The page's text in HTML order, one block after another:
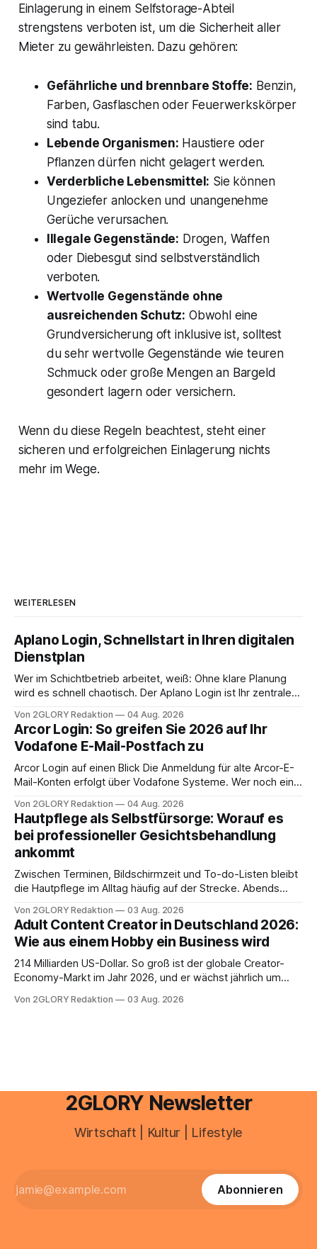
Einlagerung in einem Selfstorage-Abteil
strengstens verboten ist, um die Sicherheit aller
Mieter zu gewährleisten. Dazu gehören:
Gefährliche und brennbare Stoffe: Benzin,
Farben, Gasflaschen oder Feuerwerkskörper
sind tabu.
Lebende Organismen: Haustiere oder
Pflanzen dürfen nicht gelagert werden.
Verderbliche Lebensmittel: Sie können
Ungeziefer anlocken und unangenehme
Gerüche verursachen.
Illegale Gegenstände: Drogen, Waffen
oder Diebesgut sind selbstverständlich
verboten.
Wertvolle Gegenstände ohne
ausreichenden Schutz: Obwohl eine
Grundversicherung oft inklusive ist, solltest
du sehr wertvolle Gegenstände wie teuren
Schmuck oder große Mengen an Bargeld
gesondert lagern oder versichern.
Wenn du diese Regeln beachtest, steht einer
sicheren und erfolgreichen Einlagerung nichts
mehr im Wege.
WEITERLESEN
Aplano Login, Schnellstart in Ihren digitalen
Dienstplan
Wer im Schichtbetrieb arbeitet, weiß: Ohne klare Planung
wird es schnell chaotisch. Der Aplano Login ist Ihr zentraler
abwesenheiten und die gesamte kommunikation rund um
Ihr personal digital zu organisieren. In diesem Leitfaden
erfahren Sie alles, was Sie für einen reibungslosen Einstieg
brauchen, von der Registrierung
Von 2GLORY Redaktion 04 Aug. 2026
Arcor Login: So greifen Sie 2026 auf Ihr
Vodafone E-Mail-Postfach zu
Arcor Login auf einen Blick Die Anmeldung für alte Arcor-E-
Mail-Konten erfolgt über Vodafone Systeme. Wer noch eine
besitzt, loggt sich heute über das Vodafone E-Mail & Cloud
Portal ein. Der klassische Arcor Login über mail.
Von 2GLORY Redaktion 04 Aug. 2026
Hautpflege als Selbstfürsorge: Worauf es
bei professioneller Gesichtsbehandlung
ankommt
Zwischen Terminen, Bildschirmzeit und To-do-Listen bleibt
die Hautpflege im Alltag häufig auf der Strecke. Abends
Drogerie – mehr ist zeitlich oft nicht drin. Dabei reagiert die
Haut empfindlich auf Stress, Schlafmangel und
Umwelteinflüsse: Sie wirkt müde, spannt oder neigt zu
Unreinheiten. Professionelle
Von 2GLORY Redaktion 03 Aug. 2026
Adult Content Creator in Deutschland 2026:
Wie aus einem Hobby ein Business wird
214 Milliarden US-Dollar. So groß ist der globale Creator-
Economy-Markt im Jahr 2026, und er wächst jährlich um
ist längst ein ernstzunehmender Wirtschaftszweig. Weltweit
Von 2GLORY Redaktion 03 Aug. 2026
2GLORY Newsletter
Wirtschaft | Kultur | Lifestyle
Abonnieren